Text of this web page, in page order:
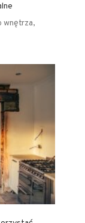
wnętrza,